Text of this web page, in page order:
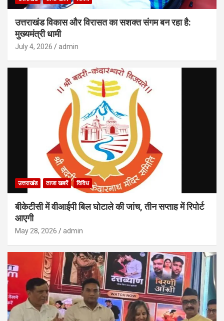
उत्तराखंड विकास और विरासत का सशक्त संगम बन रहा है:
मुख्यमंत्री धामी
July 4, 2026 admin
उत्तराखंड ताजा खबरें विविध
बीकेटीसी में वीआईपी बिल घोटाले की जांच, तीन सप्ताह में रिपोर्ट
आएगी
May 28, 2026 admin